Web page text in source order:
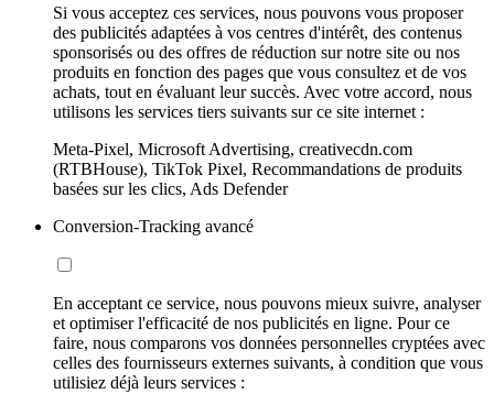
Si vous acceptez ces services, nous pouvons vous proposer
des publicités adaptées à vos centres d'intérêt, des contenus
sponsorisés ou des offres de réduction sur notre site ou nos
produits en fonction des pages que vous consultez et de vos
achats, tout en évaluant leur succès. Avec votre accord, nous
utilisons les services tiers suivants sur ce site internet :
Meta-Pixel, Microsoft Advertising, creativecdn.com
(RTBHouse), TikTok Pixel, Recommandations de produits
basées sur les clics, Ads Defender
Conversion-Tracking avancé
En acceptant ce service, nous pouvons mieux suivre, analyser
et optimiser l'efficacité de nos publicités en ligne. Pour ce
faire, nous comparons vos données personnelles cryptées avec
celles des fournisseurs externes suivants, à condition que vous
utilisiez déjà leurs services :